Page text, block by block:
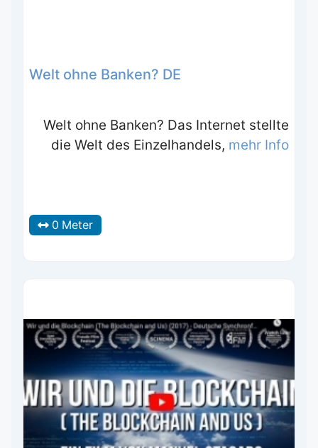
Welt ohne Banken? DE
Welt ohne Banken? Das Internet stellte
die Welt des Einzelhandels, mehr Info
0 Meter